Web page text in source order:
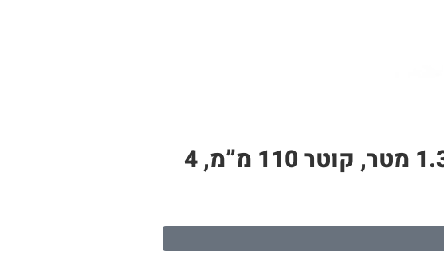
צינור PP לבן – תעלה לגידול הידרופוני | 6 חורי שתילה, אורך 1.3 מטר, קוטר 110 מ”מ, 4